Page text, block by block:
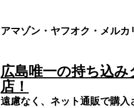
アマゾン・ヤフオク・メル
広島唯一の持ち込
店！
遠慮なく、ネット通販で購